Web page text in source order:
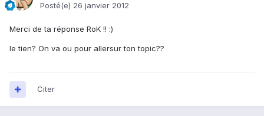
Posté(e) 26 janvier 2012
Merci de ta réponse RoK !! :)
le tien? On va ou pour allersur ton topic??
Citer